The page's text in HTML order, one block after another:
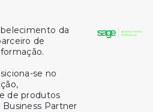
da
de
se no
de produtos
Partner